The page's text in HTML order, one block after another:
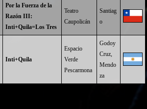
Por la Fuerza de la
Razón III:
Inti+Quila=Los Tres
Teatro
Caupolicán
Santiag
o
Inti+Quila
Espacio
Verde
Pescarmona
Godoy
Cruz,
Mendo
za